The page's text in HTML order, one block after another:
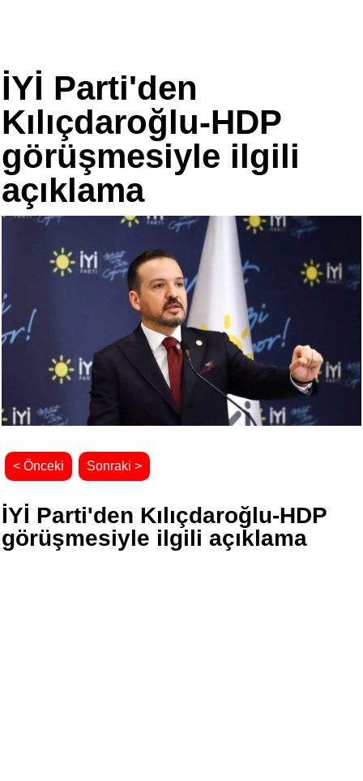
İYİ Parti'den
Kılıçdaroğlu-HDP
görüşmesiyle ilgili
açıklama
< Önceki Sonraki >
İYİ Parti'den Kılıçdaroğlu-HDP
görüşmesiyle ilgili açıklama